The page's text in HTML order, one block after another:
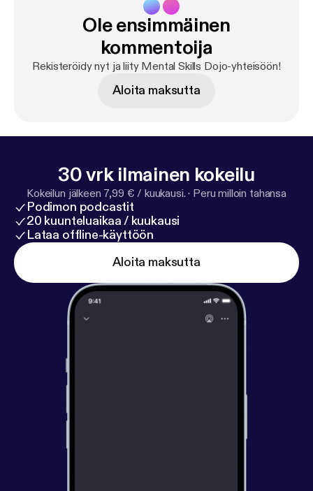
portion, remember that some major keys to
effective imagery are to include all of the senses,
add color, and most importantly feel emotions. Let’s
Ole ensimmäinen
kommentoija
Rekisteröidy nyt ja liity Mental Skills Dojo-yhteisöön!
Aloita maksutta
30 vrk ilmainen kokeilu
Kokeilun jälkeen 7,99 € / kuukausi. · Peru milloin tahansa
Podimon podcastit
20 kuunteluaikaa / kuukausi
Lataa offline-käyttöön
Aloita maksutta